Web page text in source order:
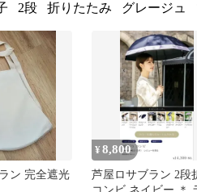
2段 折りたたみ グレージュ
ン 完全遮光
¥8,800
芦屋ロサブラン 2段